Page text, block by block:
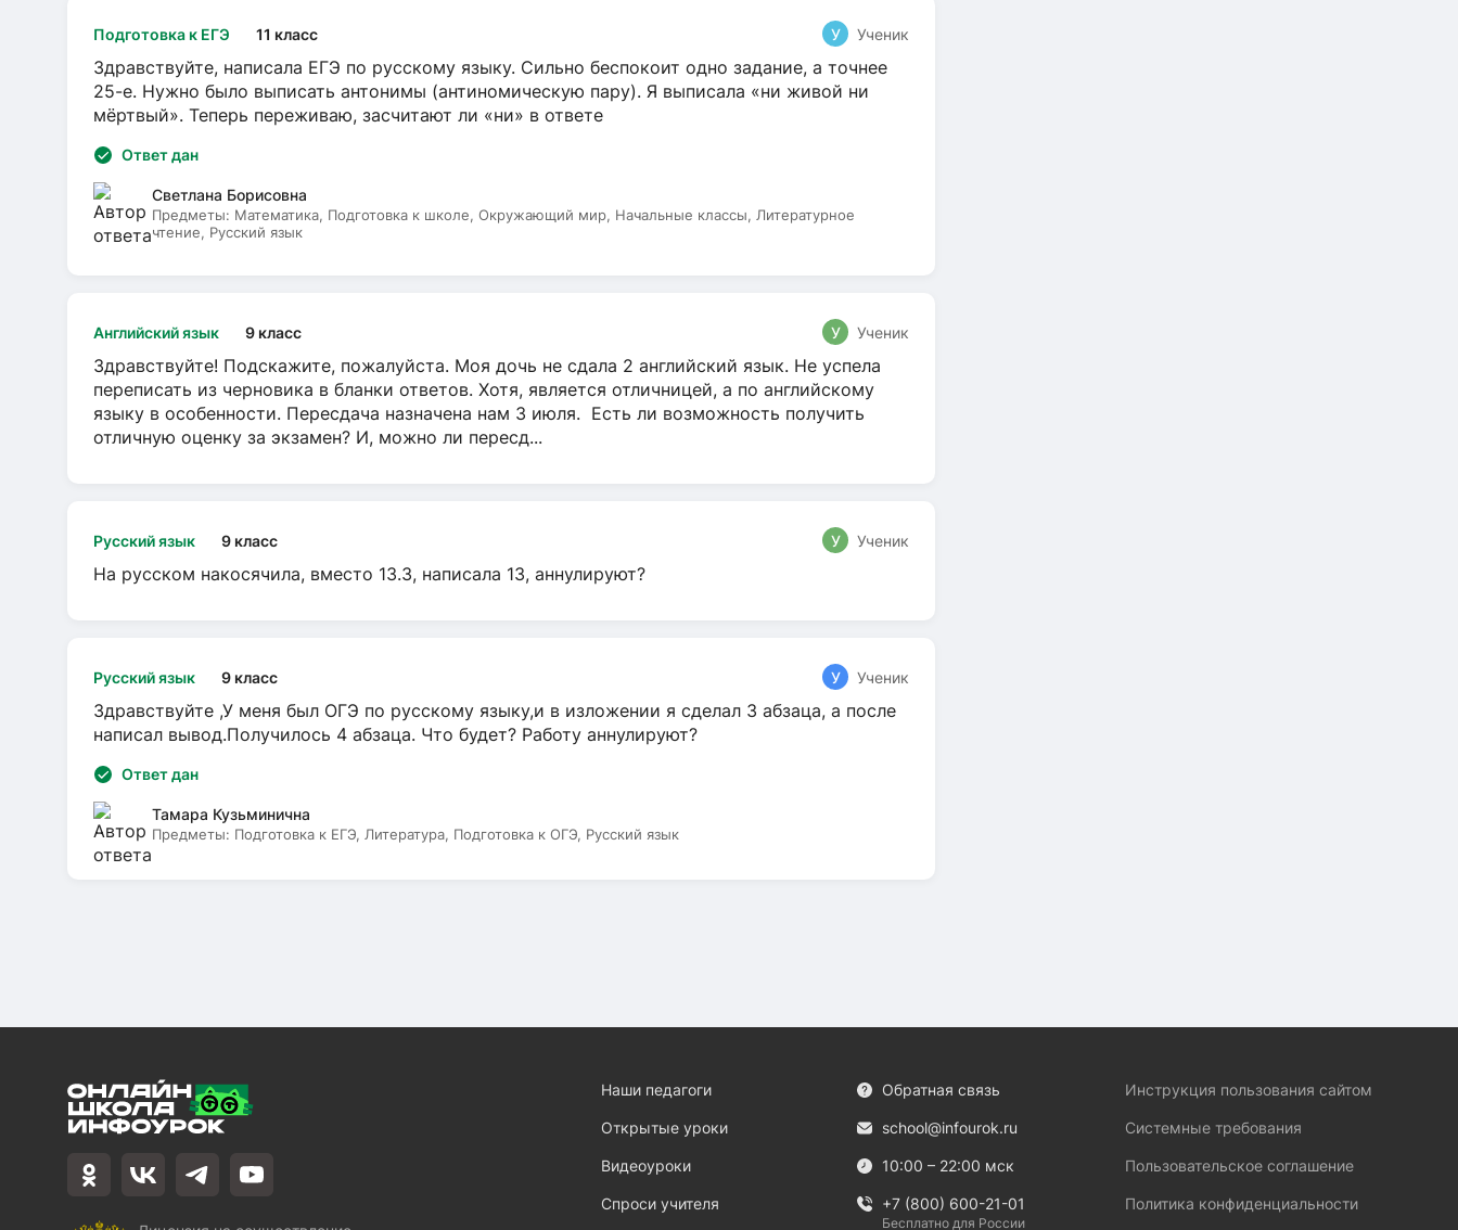
Подготовка к ЕГЭ 11 класс У Ученик
Здравствуйте, написала ЕГЭ по русскому языку. Сильно беспокоит одно задание, а точнее
25-е. Нужно было выписать антонимы (антиномическую пару). Я выписала «ни живой ни
мёртвый». Теперь переживаю, засчитают ли «ни» в ответе
Ответ дан
Светлана Борисовна
Предметы: Математика, Подготовка к школе, Окружающий мир, Начальные классы, Литературное
чтение, Русский язык
Английский язык 9 класс У Ученик
Здравствуйте! Подскажите, пожалуйста. Моя дочь не сдала 2 английский язык. Не успела
переписать из черновика в бланки ответов. Хотя, является отличницей, а по английскому
языку в особенности. Пересдача назначена нам 3 июля. Есть ли возможность получить
отличную оценку за экзамен? И, можно ли пересд...
Русский язык 9 класс У Ученик
На русском накосячила, вместо 13.3, написала 13, аннулируют?
Русский язык 9 класс У Ученик
Здравствуйте ,У меня был ОГЭ по русскому языку,и в изложении я сделал 3 абзаца, а после
написал вывод.Получилось 4 абзаца. Что будет? Работу аннулируют?
Ответ дан
Тамара Кузьминична
Предметы: Подготовка к ЕГЭ, Литература, Подготовка к ОГЭ, Русский язык
Наши педагоги
Открытые уроки
Видеоуроки
Спроси учителя
Обратная связь
school@infourok.ru
10:00 – 22:00 мск
+7 (800) 600-21-01
Бесплатно для России
Инструкция пользования сайтом
Системные требования
Пользовательское соглашение
Политика конфиденциальности